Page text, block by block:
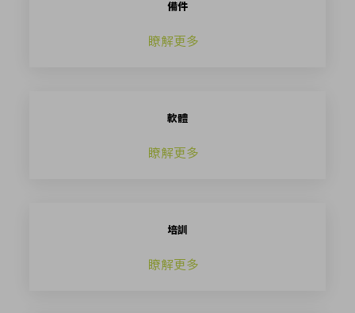
備件
瞭解更多
軟體
瞭解更多
培訓
瞭解更多